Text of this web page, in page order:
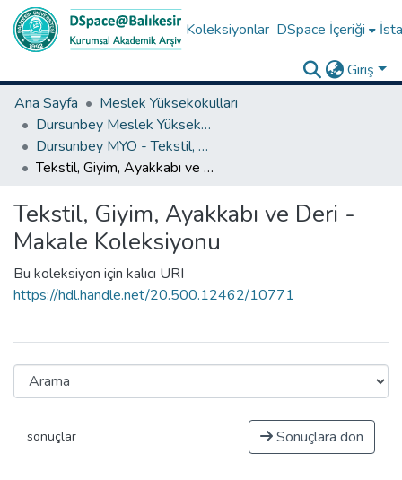
Koleksiyonlar DSpace İçeriği
Giriş
Ana Sayfa
Meslek Yüksekokulları
Dursunbey Meslek Yüksekokulu
Dursunbey MYO - Tekstil, Giyim, Ayakkabı Ve Deri Bölümü
Tekstil, Giyim, Ayakkabı ve Deri - Makale Koleksiyonu
Tekstil, Giyim, Ayakkabı ve Deri -
Makale Koleksiyonu
Bu koleksiyon için kalıcı URI
https://hdl.handle.net/20.500.12462/10771
sonuçlar Sonuçlara dön